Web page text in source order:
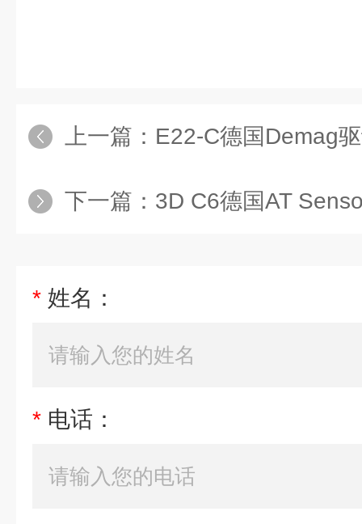
上一篇： E22-C德国Demag
下一篇： 3D C6德国AT
* 姓名：
* 电话：